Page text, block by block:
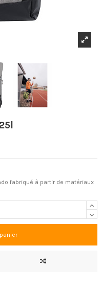
fabriqué à partir de matériaux